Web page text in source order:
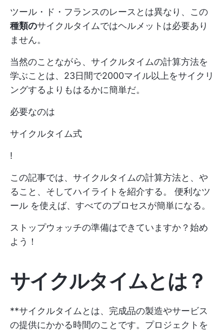
ツール・ド・フランスのレースとは異なり、この
種類のサイクルタイムではヘルメットは必要あり
ません。
当然のことながら、サイクルタイムの計算方法を
学ぶことは、23日間で2000マイル以上をサイクリ
ングするよりもはるかに簡単だ。
必要なのは
サイクルタイム式
!
この記事では、サイクルタイムの計算方法と、や
ること、そしてハイライトを紹介する。 便利なツ
ール を使えば、すべてのプロセスが簡単になる。
ストップウォッチの準備はできていますか？始め
よう！
サイクルタイムとは？
**サイクルタイムとは、完成品の製造やサービス
の提供にかかる時間のことです。プロジェクトを